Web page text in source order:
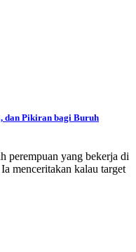
dan Pikiran bagi Buruh
perempuan yang bekerja di
menceritakan kalau target